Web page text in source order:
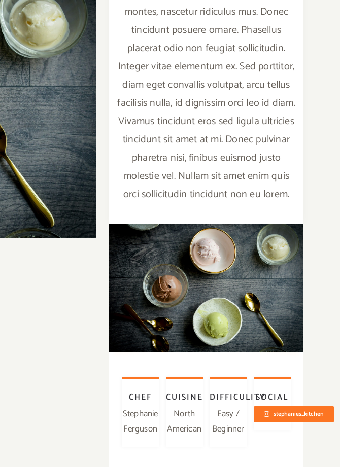
montes, nascetur ridiculus mus. Donec
tincidunt posuere ornare. Phasellus
placerat odio non feugiat sollicitudin.
Integer vitae elementum ex. Sed porttitor,
diam eget convallis volutpat, arcu tellus
facilisis nulla, id dignissim orci leo id diam.
Vivamus tincidunt eros sed ligula ultricies
tincidunt sit amet at mi. Donec pulvinar
pharetra nisi, finibus euismod justo
molestie vel. Nullam sit amet enim quis
orci sollicitudin tincidunt non eu lorem.
CHEF
Stephanie
Ferguson
CUISINE
North
American
DIFFICULITY
Easy /
Beginner
SOCIAL
stephanies_kitchen